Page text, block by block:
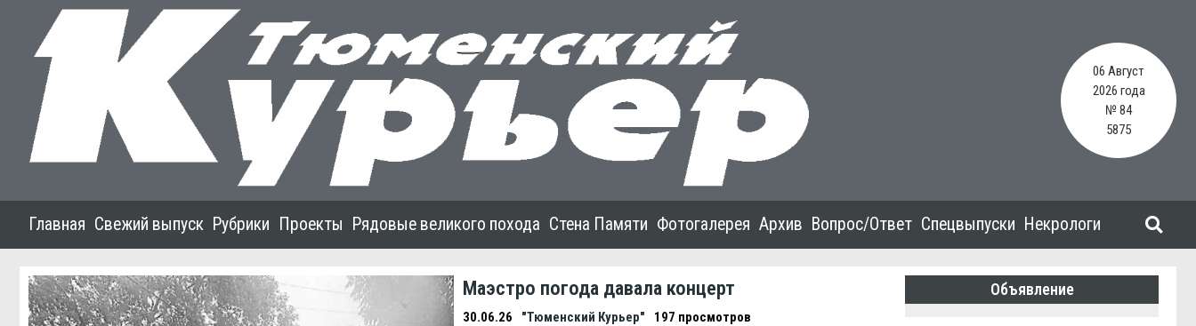
06 Август
2026 года
№ 84
5875
Главная Свежий выпуск Рубрики Проекты Рядовые великого похода Стена Памяти Фотогалерея Архив Вопрос/Ответ Спецвыпуски Некрологи
Маэстро погода давала концерт
30.06.26 "Тюменский Курьер"
197 просмотров
Объявление